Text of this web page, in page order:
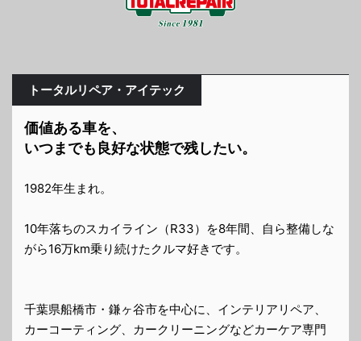
トータルリペア・アイテック
価値ある車を、
いつまでも良好な状態で残したい。
1982年生まれ。
10年落ちのスカイライン（R33）を8年間、自ら整備しな
がら16万km乗り続けたクルマ好きです。
千葉県船橋市・鎌ヶ谷市を中心に、インテリアリペア、
カーコーティング、カークリーニングなどカーケア専門